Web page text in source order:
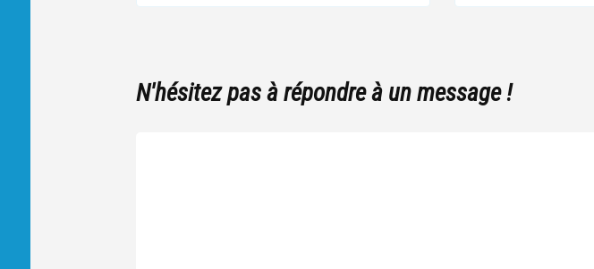
N'hésitez pas à répondre à un message !